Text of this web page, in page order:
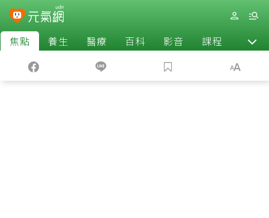
焦點 養生 醫療 百科 影音 課程 退休